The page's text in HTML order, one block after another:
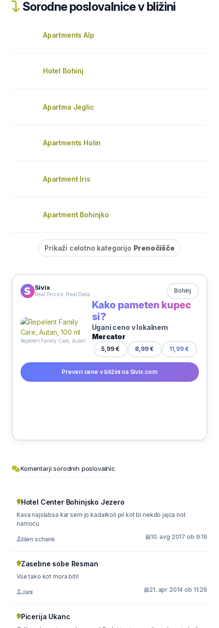
Sorodne poslovalnice v bližini
Apartments Alp
Hotel Bohinj
Apartma Jeglic
Apartments Holin
Apartment Iris
Apartment Bohinjko
Prikaži celotno kategorijo Prenočišče
Sivix
Real Prices. Real Data Bohinj
Kako pameten kupec
si?
Ugani ceno v lokalnem
Mercator
5,99 € 8,99 € 11,99 €
Preveri cene v bližini na Sivix.com
Komentarji sorodnih poslovalnic
Hotel Center Bohinjsko Jezero
Kava najslabsa kar sem jo kadarkoli pil kot bi nekdo jajca not
namocu
tilen schenk 10. avg 2017 ob 9:19
Zasebne sobe Resman
Vse tako kot mora biti!
Jani 21. apr 2014 ob 11:26
Picerija Ukanc